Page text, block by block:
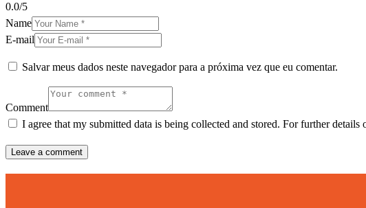
0.0/5
Name
E-mail
Salvar meus dados neste navegador para a próxima vez que eu comentar.
Comment
I agree that my submitted data is being collected and stored. For further details